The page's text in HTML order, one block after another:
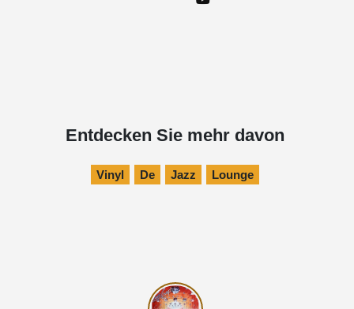
Entdecken Sie mehr davon
Vinyl De Jazz Lounge